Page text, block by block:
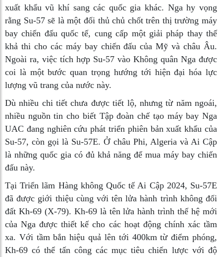
xuất khẩu vũ khí sang các quốc gia khác. Nga hy vọng
rằng Su-57 sẽ là một đối thủ chủ chốt trên thị trường máy
bay chiến đấu quốc tế, cung cấp một giải pháp thay thế
khả thi cho các máy bay chiến đấu của Mỹ và châu Âu.
Ngoài ra, việc tích hợp Su-57 vào Không quân Nga được
coi là một bước quan trọng hướng tới hiện đại hóa lực
lượng vũ trang của nước này.
Dù nhiều chi tiết chưa được tiết lộ, nhưng từ năm ngoái,
nhiều nguồn tin cho biết Tập đoàn chế tạo máy bay Nga
UAC đang nghiên cứu phát triển phiên bản xuất khẩu của
Su-57, còn gọi là Su-57E. Ở châu Phi, Algeria và Ai Cập
là những quốc gia có đủ khả năng để mua máy bay chiến
đấu này.
Tại Triển lãm Hàng không Quốc tế Ai Cập 2024, Su-57E
đã được giới thiệu cùng với tên lửa hành trình không đối
đất Kh-69 (X-79). Kh-69 là tên lửa hành trình thế hệ mới
của Nga được thiết kế cho các hoạt động chính xác tầm
xa. Với tầm bắn hiệu quả lên tới 400km từ điểm phóng,
Kh-69 có thể tấn công các mục tiêu chiến lược với độ